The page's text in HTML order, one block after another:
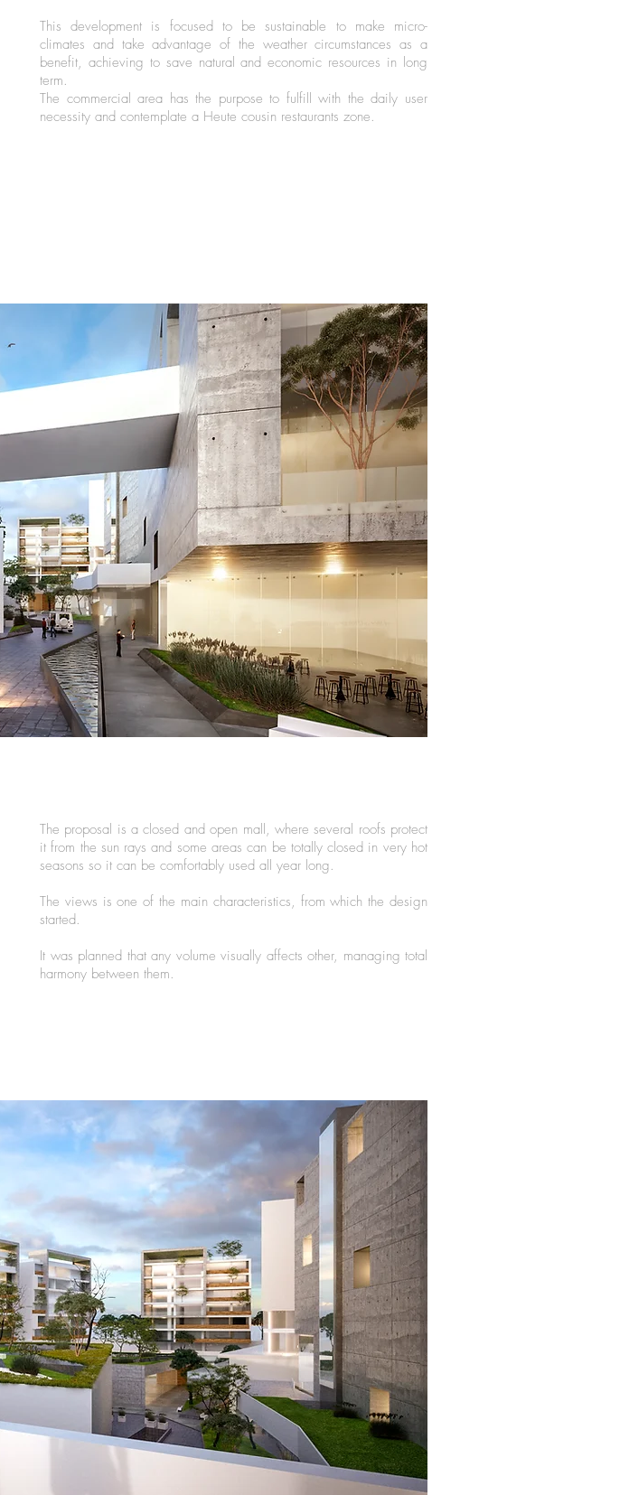
This development is focused to be sustainable to make micro-
climates and take advantage of the weather circumstances as a
benefit, achieving to save natural and economic resources in long
term.
The commercial area has the purpose to fulfill with the daily user
necessity and contemplate a Heute cousin restaurants zone.
The proposal is a closed and open mall, where several roofs protect
it from the sun rays and some areas can be totally closed in very hot
seasons so it can be comfortably used all year long.
The views is one of the main characteristics, from which the design
started.
It was planned that any volume visually affects other, managing total
harmony between them.